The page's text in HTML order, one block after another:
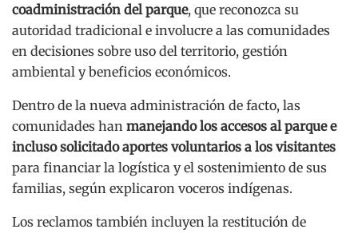
coadministración del parque, que reconozca su
autoridad tradicional e involucre a las comunidades
en decisiones sobre uso del territorio, gestión
ambiental y beneficios económicos.
Dentro de la nueva administración de facto, las
comunidades han manejando los accesos al parque e
incluso solicitado aportes voluntarios a los visitantes
para financiar la logística y el sostenimiento de sus
familias, según explicaron voceros indígenas.
Los reclamos también incluyen la restitución de